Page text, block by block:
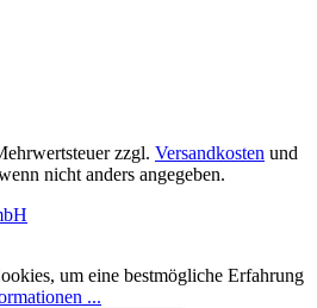
zzgl. Versandkosten und
nicht anders angegeben.
um eine bestmögliche Erfahrung
...